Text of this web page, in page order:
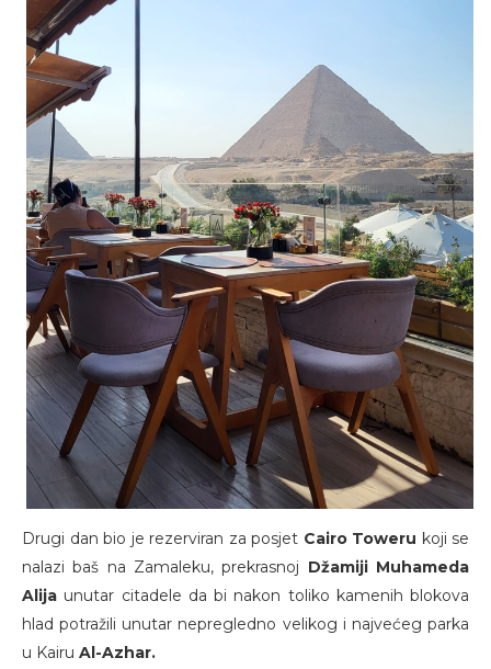
Drugi dan bio je rezerviran za posjet Cairo Toweru koji se
nalazi baš na Zamaleku, prekrasnoj Džamiji Muhameda
Alija unutar citadele da bi nakon toliko kamenih blokova
hlad potražili unutar nepregledno velikog i najvećeg parka
u Kairu Al-Azhar.